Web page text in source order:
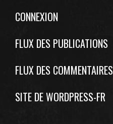
CONNEXION
FLUX DES PUBLICATIONS
FLUX DES COMMENTAIRES
SITE DE WORDPRESS-FR